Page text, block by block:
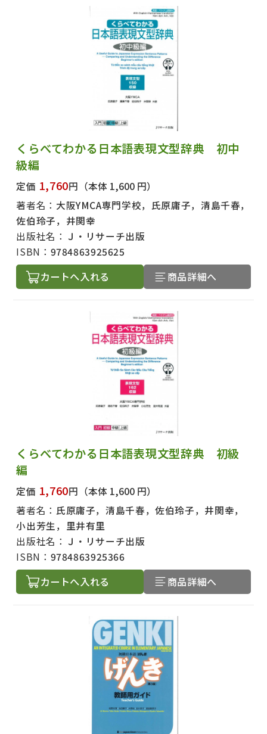
くらべてわかる日本語表現文型辞典 初中
級編
定価 1,760円 （本体 1,600 円）
著者名： 大阪YMCA専門学校，氏原庸子，清島千春，
佐伯玲子，井関幸
出版社名： Ｊ・リサーチ出版
ISBN： 9784863925625
カートへ入れる 商品詳細へ
くらべてわかる日本語表現文型辞典 初級
編
定価 1,760円 （本体 1,600 円）
著者名： 氏原庸子，清島千春，佐伯玲子，井関幸，
小出芳生，里井有里
出版社名： Ｊ・リサーチ出版
ISBN： 9784863925366
カートへ入れる 商品詳細へ